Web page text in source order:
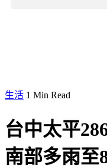
生活 1 Min Read
台中太平
南部多雨至